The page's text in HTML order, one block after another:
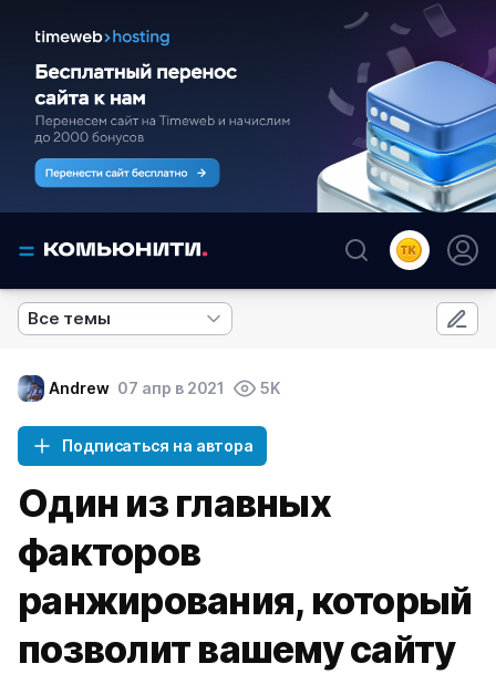
Все темы
Andrew 07 апр в 2021 5K
Подписаться на автора
Один из главных
факторов
ранжирования, который
позволит вашему сайту